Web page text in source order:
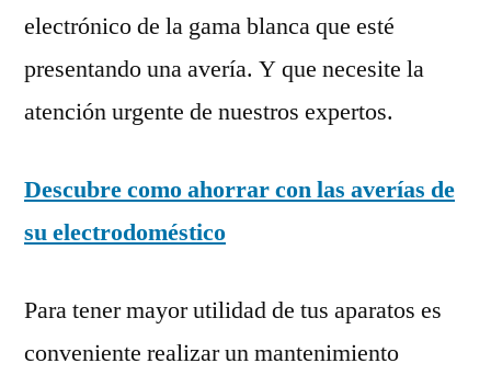
electrónico de la gama blanca que esté
presentando una avería. Y que necesite la
atención urgente de nuestros expertos.
Descubre como ahorrar con las averías de
su electrodoméstico
Para tener mayor utilidad de tus aparatos es
conveniente realizar un mantenimiento